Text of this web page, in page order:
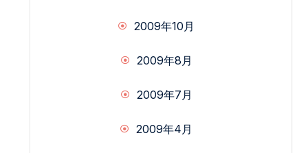
2009年10月
2009年8月
2009年7月
2009年4月